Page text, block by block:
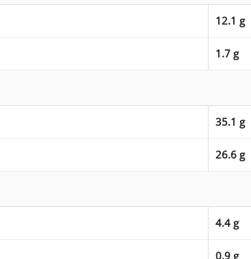
12.1 g
1.7 g
35.1 g
26.6 g
4.4 g
0.9 g